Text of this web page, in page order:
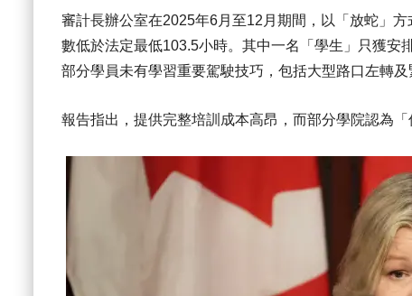
審計長辦公室在2025年6月至12月期間，以「放蛇」
數低於法定最低103.5小時。其中一名「學生」只獲安
部分學員未有學習重要駕駛技巧，包括大型路口左轉及
報告指出，提供完整培訓成本高昂，而部分學院認為「